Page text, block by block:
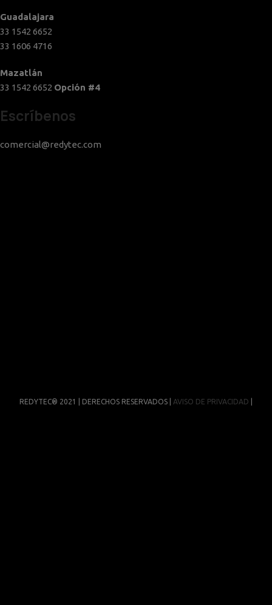
Guadalajara
33 1542 6652
33 1606 4716
Mazatlán
33 1542 6652 Opción #4
Escríbenos
comercial@redytec.com
REDYTEC® 2021 | DERECHOS RESERVADOS | AVISO DE PRIVACIDAD